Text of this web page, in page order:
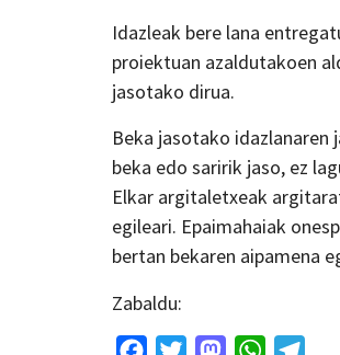
Idazleak bere lana
proiektuan azaldutakoen
jasotako dirua.
Beka jasotako idazlanaren
beka edo saririk jaso, ez
Elkar argitaletxeak
egileari. Epaimahaiak
bertan bekaren aipamena
Zabaldu:
FacebookTwitterMastodonWhatsApp